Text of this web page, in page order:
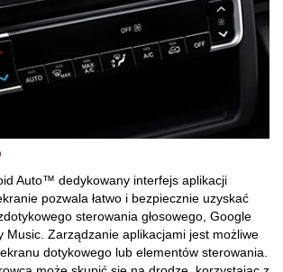
Auto™ dedykowany interfejs aplikacji
pozwala łatwo i bezpiecznie uzyskać
sterowania głosowego, Google
Music. Zarządzanie aplikacjami jest możliwe
dotykowego lub elementów sterowania.